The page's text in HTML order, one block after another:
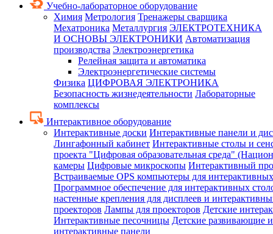
Учебно-лабораторное оборудование
Химия Метрология Тренажеры сварщика
Мехатроника Металлургия ЭЛЕКТРОТЕХНИКА
И ОСНОВЫ ЭЛЕКТРОНИКИ Автоматизация
производства Электроэнергетика
Релейная защита и автоматика
Электроэнергетические системы
Физика ЦИФРОВАЯ ЭЛЕКТРОНИКА
Безопасность жизнедеятельности Лабораторные
комплексы
Интерактивное оборудование
Интерактивные доски Интерактивные панели и
Лингафонный кабинет Интерактивные столы и
проекта "Цифровая образовательная среда"
камеры Цифровые микроскопы Интерактивный
Встраиваемые OPS компьютеры для
Программное обеспечение для интерактивных
настенные крепления для дисплеев и
проекторов Лампы для проекторов Детские
Интерактивные песочницы Детские развивающие
интерактивные панели